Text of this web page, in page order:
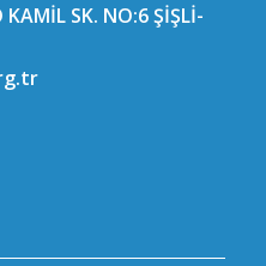
SK. NO:6 ŞİŞLİ-